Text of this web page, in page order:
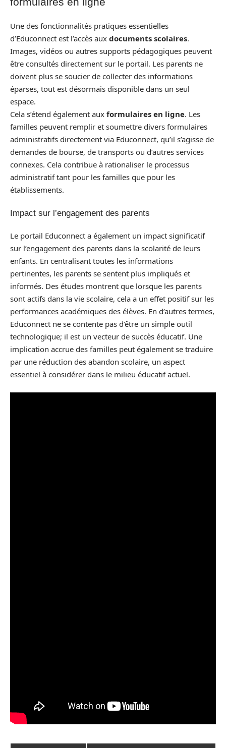
Une des fonctionnalités pratiques essentielles
d’Educonnect est l’accès aux documents scolaires.
Images, vidéos ou autres supports pédagogiques peuvent
être consultés directement sur le portail. Les parents ne
doivent plus se soucier de collecter des informations
éparses, tout est désormais disponible dans un seul
espace.
Cela s’étend également aux formulaires en ligne. Les
familles peuvent remplir et soumettre divers formulaires
administratifs directement via Educonnect, qu’il s’agisse de
demandes de bourse, de transports ou d’autres services
connexes. Cela contribue à rationaliser le processus
administratif tant pour les familles que pour les
établissements.
Impact sur l’engagement des parents
Le portail Educonnect a également un impact significatif
sur l’engagement des parents dans la scolarité de leurs
enfants. En centralisant toutes les informations
pertinentes, les parents se sentent plus impliqués et
informés. Des études montrent que lorsque les parents
sont actifs dans la vie scolaire, cela a un effet positif sur les
performances académiques des élèves. En d’autres termes,
Educonnect ne se contente pas d’être un simple outil
technologique; il est un vecteur de succès éducatif. Une
implication accrue des familles peut également se traduire
par une réduction des abandon scolaire, un aspect
essentiel à considérer dans le milieu éducatif actuel.